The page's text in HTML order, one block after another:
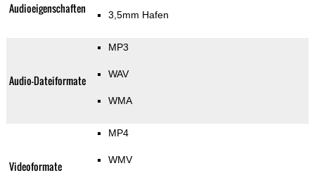
Audioeigenschaften 3,5mm Hafen
Audio-Dateiformate
MP3
WAV
WMA
Videoformate
MP4
WMV